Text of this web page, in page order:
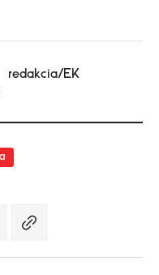
redakcia/EK